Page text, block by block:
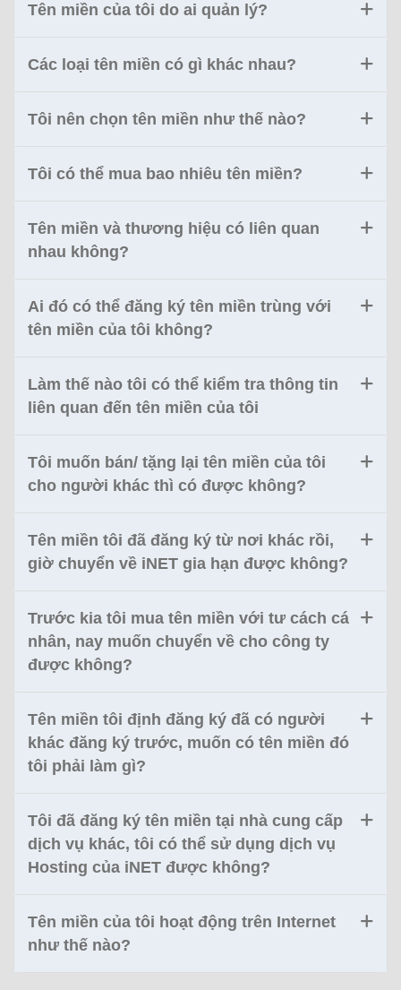
Tên miền của tôi do ai quản lý?
Các loại tên miền có gì khác nhau?
Tôi nên chọn tên miền như thế nào?
Tôi có thể mua bao nhiêu tên miền?
Tên miền và thương hiệu có liên quan
nhau không?
Ai đó có thể đăng ký tên miền trùng với
tên miền của tôi không?
Làm thế nào tôi có thể kiểm tra thông tin
liên quan đến tên miền của tôi
Tôi muốn bán/ tặng lại tên miền của tôi
cho người khác thì có được không?
Tên miền tôi đã đăng ký từ nơi khác rồi,
giờ chuyển về iNET gia hạn được không?
Trước kia tôi mua tên miền với tư cách cá
nhân, nay muốn chuyển về cho công ty
được không?
Tên miền tôi định đăng ký đã có người
khác đăng ký trước, muốn có tên miền đó
tôi phải làm gì?
Tôi đã đăng ký tên miền tại nhà cung cấp
dịch vụ khác, tôi có thể sử dụng dịch vụ
Hosting của iNET được không?
Tên miền của tôi hoạt động trên Internet
như thế nào?